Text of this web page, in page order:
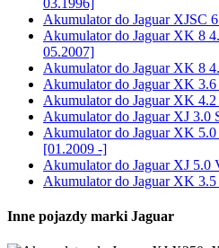
Akumulator do Jaguar XJSC
Akumulator do Jaguar XK 8
05.2007]
Akumulator do Jaguar XK 8
Akumulator do Jaguar XK
Akumulator do Jaguar XK
Akumulator do Jaguar XJ 3.0
Akumulator do Jaguar XK
[01.2009 -]
Akumulator do Jaguar XJ 5.0
Akumulator do Jaguar XK
Inne pojazdy marki Jaguar